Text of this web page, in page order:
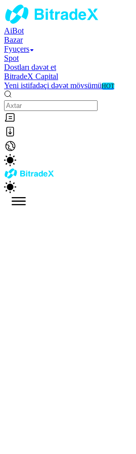
AiBot
Bazar
Fyuçers
Spot
Dostları dəvət et
BitradeX Capital
Yeni istifadəçi dəvət mövsümüHOT